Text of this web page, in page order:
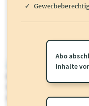
wirtschaft.at PLUS
Sie momentan nicht
oder loggen Sie sich ein
Abo
Inhalte